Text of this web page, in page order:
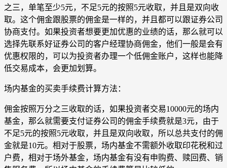
之三，单笔至少5元，不足5元的按照5元收取，并且是双向收
取。这个佣金跟股票的佣金是一样的，并且都可以跟证券公司
协商支付。如果投资者想要更加优惠的业绩的话，那么就可以
选择先联系好证券公司的客户经理协商佣金，他们一般是会有
优惠权限的，可以为投资者办理一个低佣金账户，这样也能降
低交易成本，会更加划算。
场内基金的买卖手续费计算方法：
佣金按照万分之三收取的话，如果投资者交易10000元的场内
基金，那么就需要支付证券公司的佣金手续费就是3元，由于
不足5元的按照5元收取，并且是双向收取，所以总共支付的佣
金就是10元。相对于股票，场内基金不需额外收取印花税和过
户费，相对于场外基金，场内基金有没有申购费、赎回费、销